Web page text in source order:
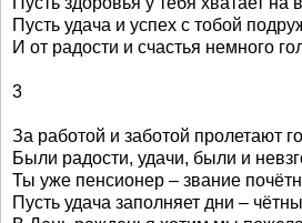
Пусть удача и успех с тобой
И от радости и счастья немного
3
За работой и заботой пролетают
Были радости, удачи, были и
Ты уже пенсионер – звание
Пусть удача заполняет дни –